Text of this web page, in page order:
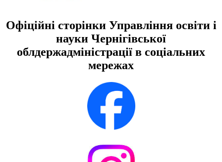
Офіційні сторінки Управління освіти і
науки Чернігівської
облдержадміністрації в соціальних
мережах